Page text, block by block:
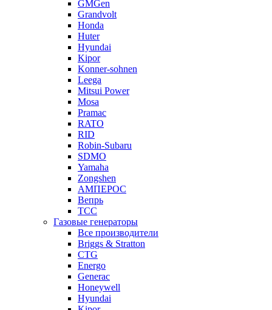
GMGen
Grandvolt
Honda
Huter
Hyundai
Kipor
Konner-sohnen
Leega
Mitsui Power
Mosa
Pramac
RATO
RID
Robin-Subaru
SDMO
Yamaha
Zongshen
АМПЕРОС
Вепрь
ТСС
Газовые генераторы
Все производители
Briggs & Stratton
CTG
Energo
Generac
Honeywell
Hyundai